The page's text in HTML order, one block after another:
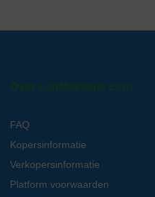
Over LabMakelaar.com
FAQ
Kopersinformatie
Verkopersinformatie
Platform voorwaarden